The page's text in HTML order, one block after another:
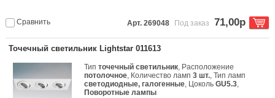
Сравнить Арт. 269048 Под заказ 71,00р
Точечный светильник Lightstar 011613
Типточечный светильник, Расположение
потолочное, Количество ламп3 шт., Тип ламп
светодиодные, галогенные, ЦокольGU5.3,
Поворотные лампы